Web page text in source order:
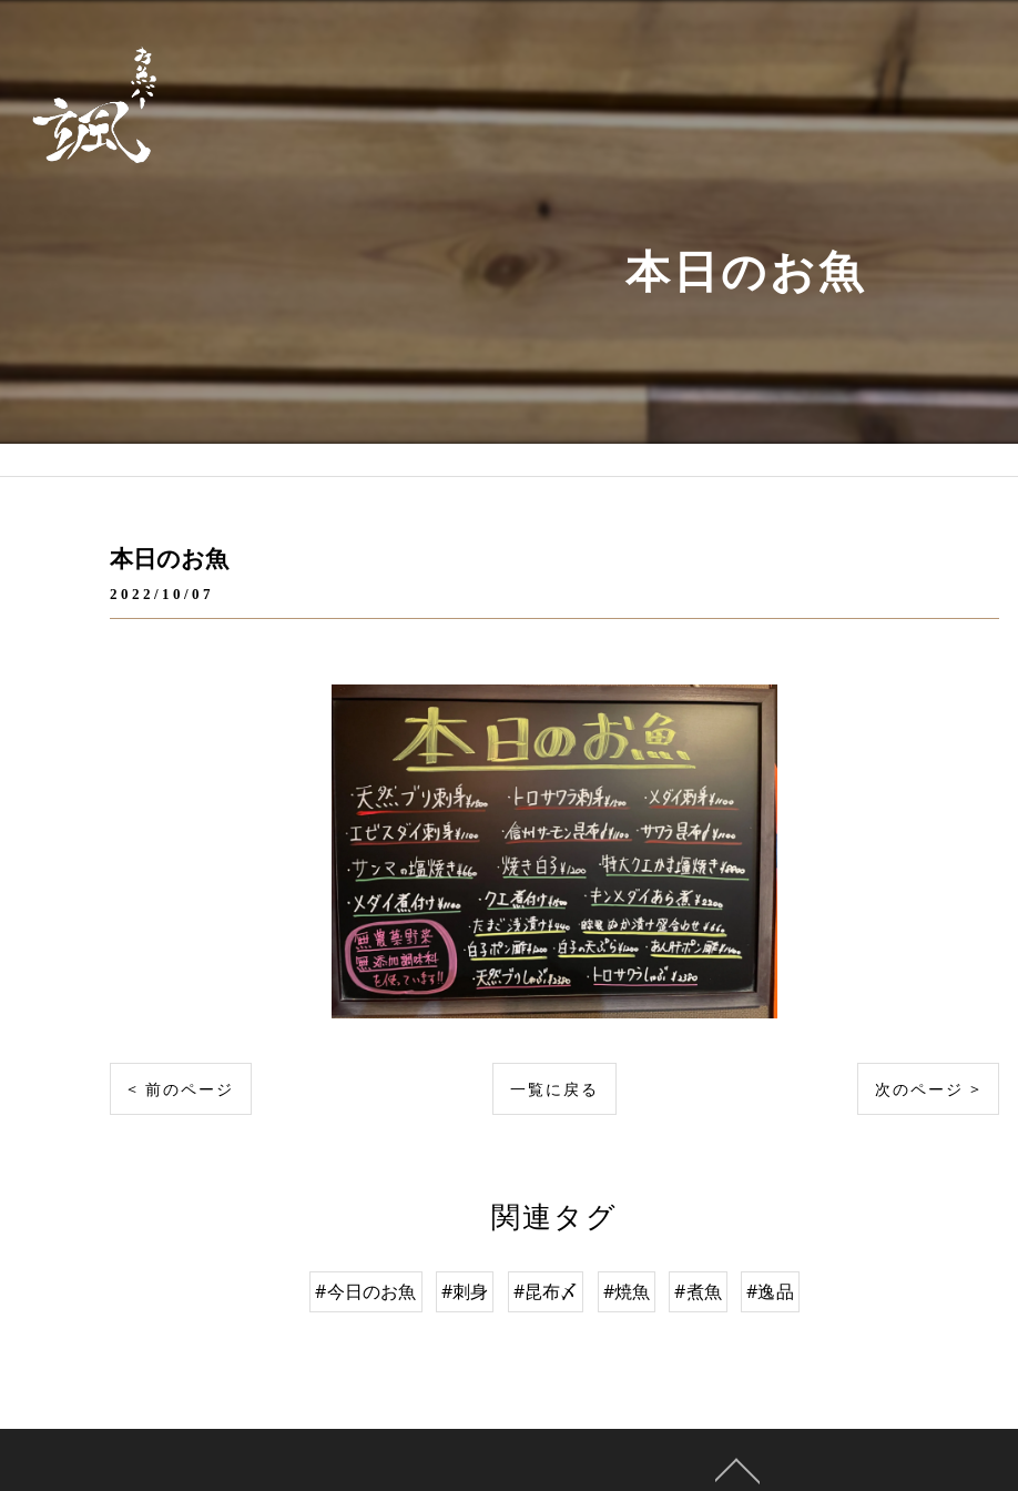
本日のお魚
本日のお魚
2022/10/07
< 前のページ 一覧に戻る 次のページ >
関連タグ
#今日のお魚 #刺身 #昆布〆 #焼魚 #煮魚 #逸品